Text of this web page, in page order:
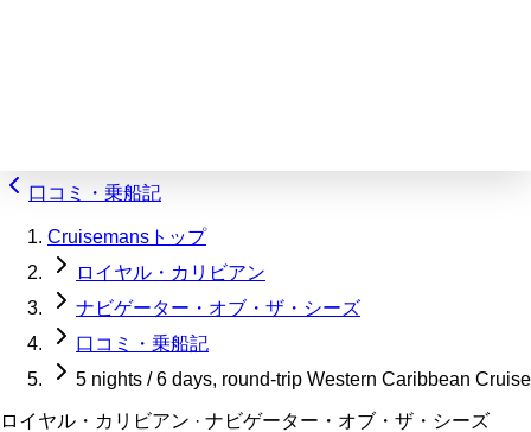
口コミ・乗船記
Cruisemansトップ
ロイヤル・カリビアン
ナビゲーター・オブ・ザ・シーズ
口コミ・乗船記
5 nights / 6 days, round-trip Western Caribbean Cruise
ロイヤル・カリビアン · ナビゲーター・オブ・ザ・シーズ